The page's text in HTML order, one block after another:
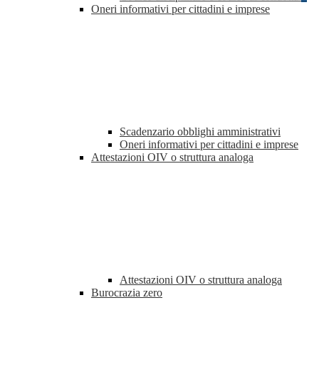
Oneri informativi per cittadini e imprese
Scadenzario obblighi amministrativi
Oneri informativi per cittadini e imprese
Attestazioni OIV o struttura analoga
Attestazioni OIV o struttura analoga
Burocrazia zero